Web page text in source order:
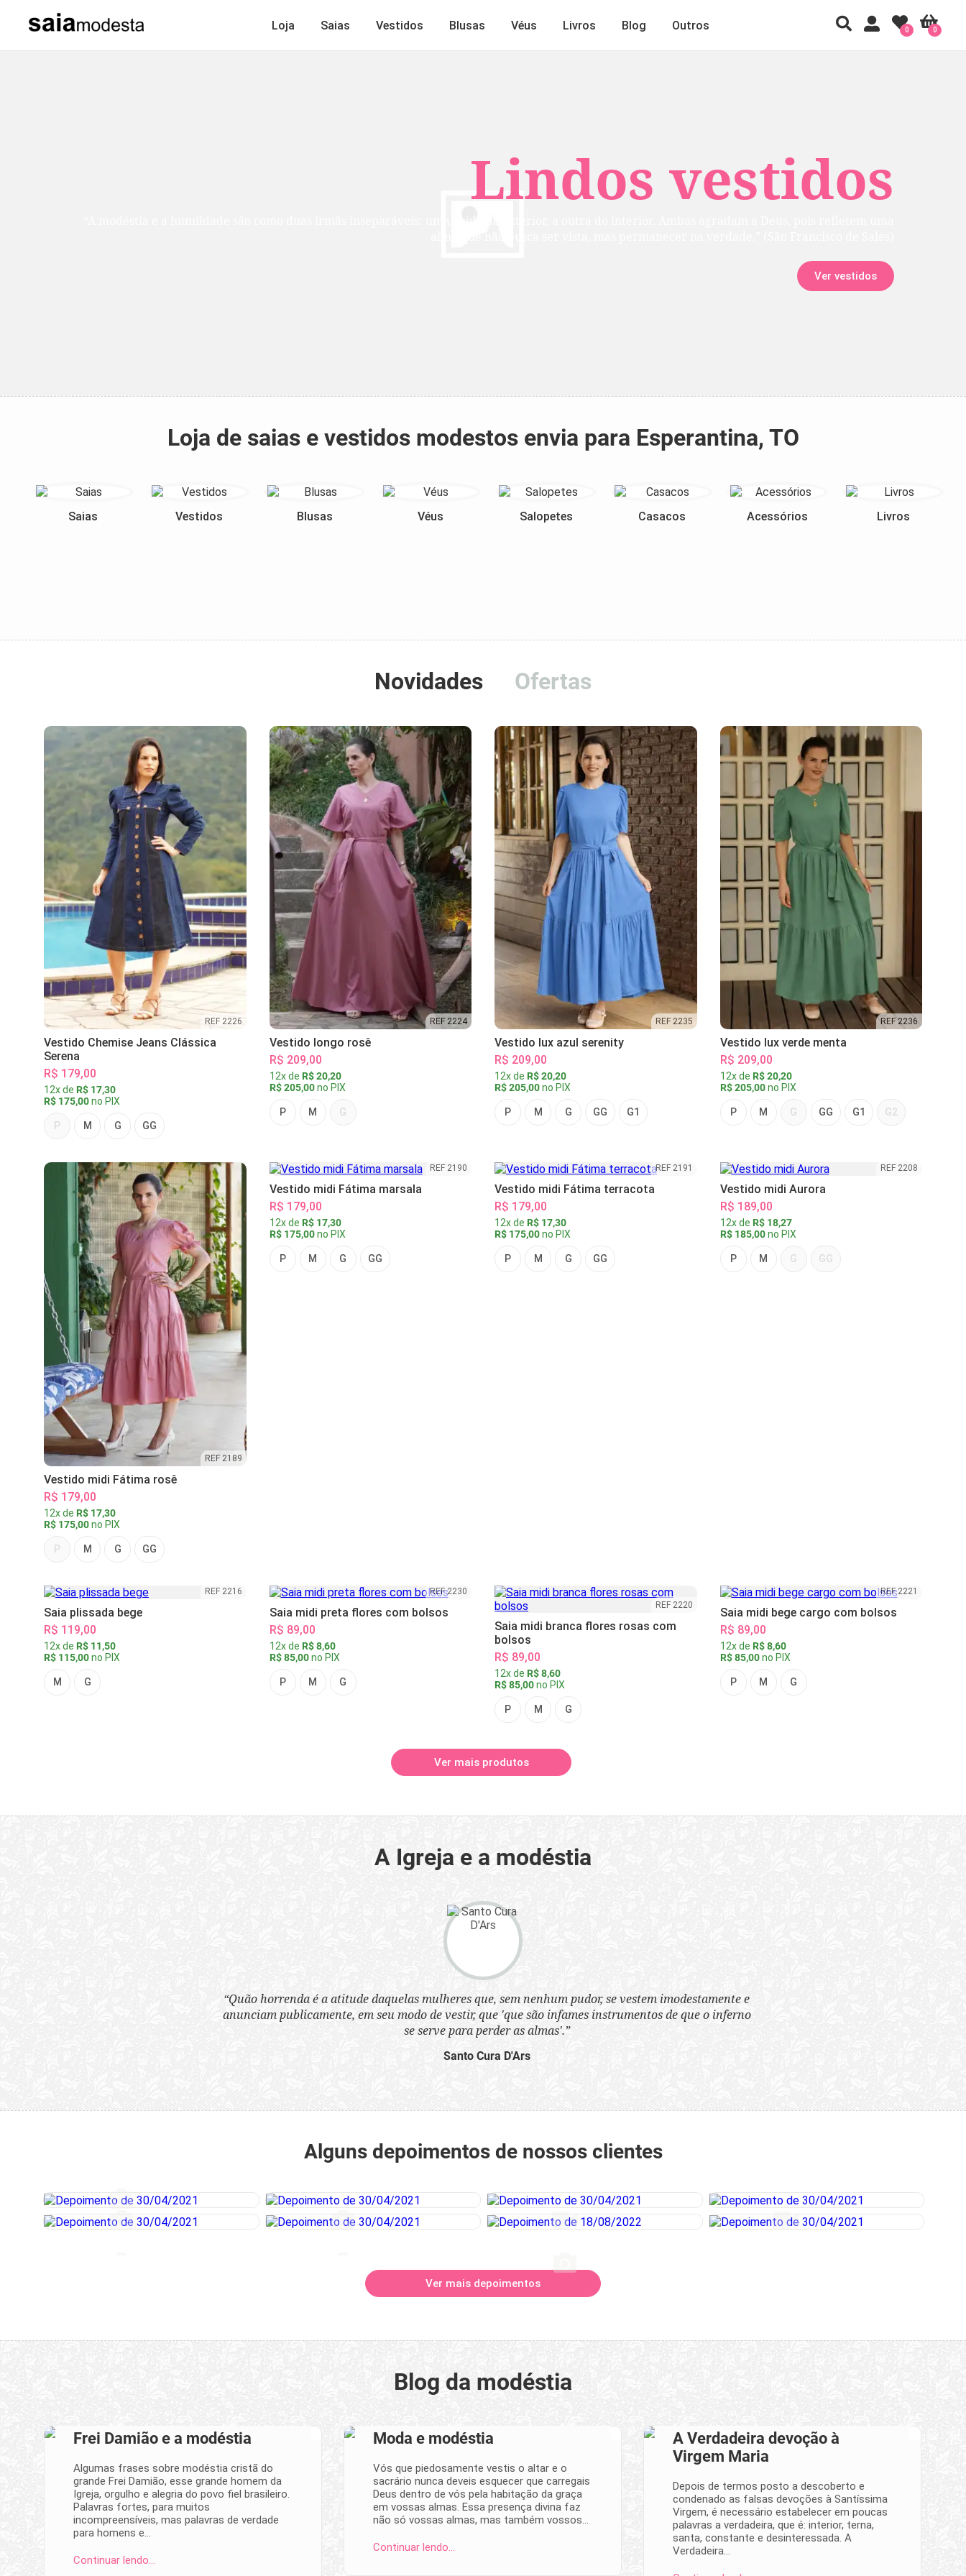
Lindos vestidos
Ver vestidos
Loja Saias Vestidos Blusas Véus Livros Blog Outros 0
0
Loja de saias e vestidos modestos envia para Esperantina, TO
Saias Vestidos Blusas Véus Salopetes Casacos Acessórios Livros
Novidades Ofertas
REF 2226
Vestido Chemise Jeans Clássica
Serena
R$ 179,00
12x de R$ 17,30
R$ 175,00no PIX
P M G GG
REF 2224
Vestido longo rosê
R$ 209,00
12x de R$ 20,20
R$ 205,00no PIX
P M G
REF 2235
Vestido lux azul serenity
R$ 209,00
12x de R$ 20,20
R$ 205,00no PIX
P M G GG G1
REF 2236
Vestido lux verde menta
R$ 209,00
12x de R$ 20,20
R$ 205,00no PIX
P M G GG G1 G2
REF 2189
Vestido midi Fátima rosê
R$ 179,00
12x de R$ 17,30
R$ 175,00no PIX
P M G GG
REF 2190
Vestido midi Fátima marsala
R$ 179,00
12x de R$ 17,30
R$ 175,00no PIX
P M G GG
REF 2191
Vestido midi Fátima terracota
R$ 179,00
12x de R$ 17,30
R$ 175,00no PIX
P M G GG
REF 2208
Vestido midi Aurora
R$ 189,00
12x de R$ 18,27
R$ 185,00no PIX
P M G GG
REF 2216
Saia plissada bege
R$ 119,00
12x de R$ 11,50
R$ 115,00no PIX
M G
REF 2230
Saia midi preta flores com bolsos
R$ 89,00
12x de R$ 8,60
R$ 85,00no PIX
P M G
REF 2220
Saia midi branca flores rosas com
bolsos
R$ 89,00
12x de R$ 8,60
R$ 85,00no PIX
P M G
REF 2221
Saia midi bege cargo com bolsos
R$ 89,00
12x de R$ 8,60
R$ 85,00no PIX
P M G
Ver mais produtos
A Igreja e a modéstia
“Quão horrenda é a atitude daquelas mulheres que, sem nenhum pudor, se vestem imodestamente e
anunciam publicamente, em seu modo de vestir, que 'que são infames instrumentos de que o inferno
se serve para perder as almas'.”
Santo Cura D'Ars
Alguns depoimentos de nossos clientes
Ver mais depoimentos
Blog da modéstia
Frei Damião e a modéstia
Algumas frases sobre modéstia cristã do
grande Frei Damião, esse grande homem da
Igreja, orgulho e alegria do povo fiel brasileiro.
Palavras fortes, para muitos
incompreensíveis, mas palavras de verdade
para homens e…
Continuar lendo…
Moda e modéstia
Vós que piedosamente vestis o altar e o
sacrário nunca deveis esquecer que carregais
Deus dentro de vós pela habitação da graça
em vossas almas. Essa presença divina faz
não só vossas almas, mas também vossos…
Continuar lendo…
A Verdadeira devoção à
Virgem Maria
Depois de termos posto a descoberto e
condenado as falsas devoções à Santíssima
Virgem, é necessário estabelecer em poucas
palavras a verdadeira, que é: interior, terna,
santa, constante e desinteressada. A
Verdadeira…